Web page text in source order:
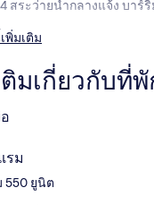
สระว่ายน้ำกลางแจ้ง บาร์
พิ่มเติม
มเกี่ยวกับที่
รม
550 ยูนิต